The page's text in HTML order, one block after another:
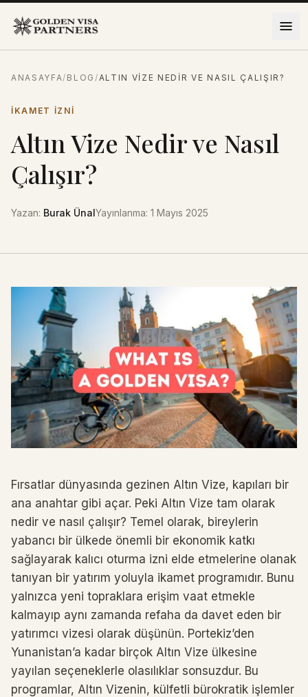
ANASAYFA/ BLOG /ALTIN VIZE NEDIR VE NASIL ÇALIŞIR?
İKAMET IZNI
Altın Vize Nedir ve Nasıl
Çalışır?
Yazan: Burak ÜnalYayınlanma: 1 Mayıs 2025
Fırsatlar dünyasında gezinen Altın Vize, kapıları bir
ana anahtar gibi açar. Peki Altın Vize tam olarak
nedir ve nasıl çalışır? Temel olarak, bireylerin
yabancı bir ülkede önemli bir ekonomik katkı
sağlayarak kalıcı oturma izni elde etmelerine olanak
tanıyan bir yatırım yoluyla ikamet programıdır. Bunu
yalnızca yeni topraklara erişim vaat etmekle
kalmayıp aynı zamanda refaha da davet eden bir
yatırımcı vizesi olarak düşünün. Portekiz’den
Yunanistan’a kadar birçok Altın Vize ülkesine
yayılan seçeneklerle olasılıklar sonsuzdur. Bu
programlar, Altın Vizenin, külfetli bürokratik işlemler